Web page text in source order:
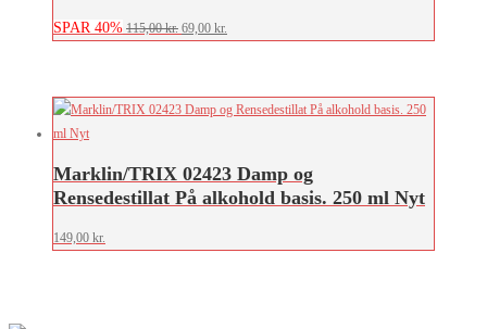
SPAR 40% 115,00kr. Den
var:
115,00 kr..
69,00 kr.
er:
69,00 kr..
Marklin/TRIX 02423 Damp og
Rensedestillat På alkohold basis. 250 ml Nyt
149,00 kr.